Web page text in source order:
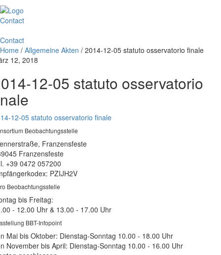
Contact
Contact
Home / Allgemeine Akten / 2014-12-05 statuto osservatorio finale
12, 2018
12-05 statuto osservatorio
12-05 statuto osservatorio finale
Beobachtungsstelle
Franzensfeste
Franzensfeste
+39 0472 057200
PZIJH2V
Beobachtungsstelle
bis Freitag:
- 12.00 Uhr & 13.00 - 17.00 Uhr
BBT-Infopoint
Mai bis Oktober: Dienstag-Sonntag 10.00 - 18.00 Uhr
November bis April: Dienstag-Sonntag 10.00 - 16.00 Uhr